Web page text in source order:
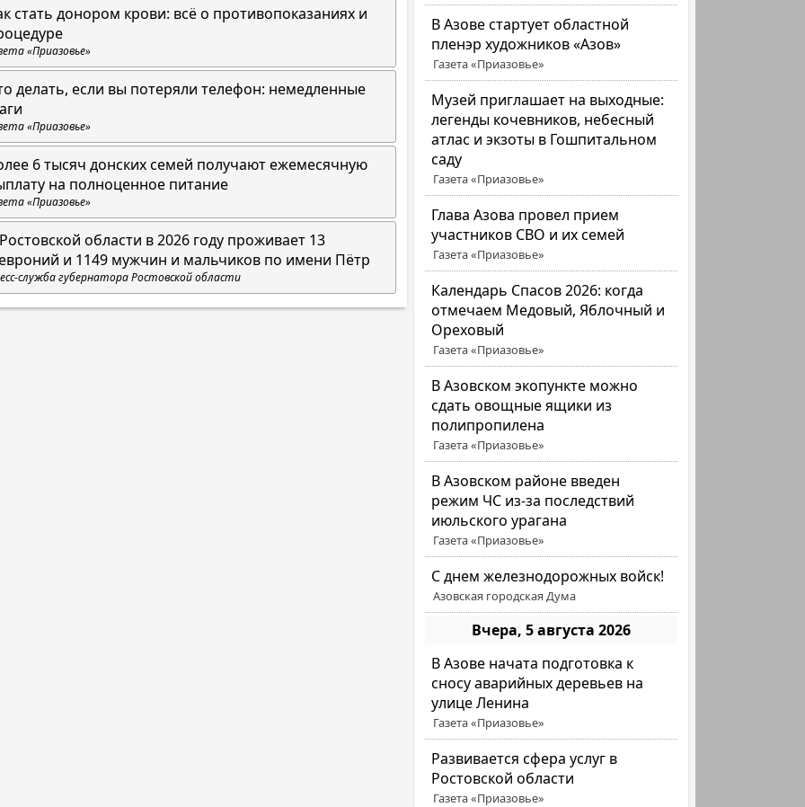
В Азове стартует областной
пленэр художников «Азов»
Газета «Приазовье»
Музей приглашает на выходные:
легенды кочевников, небесный
атлас и экзоты в Гошпитальном
саду
Газета «Приазовье»
Глава Азова провел прием
участников СВО и их семей
Газета «Приазовье»
Календарь Спасов 2026: когда
отмечаем Медовый, Яблочный и
Ореховый
Газета «Приазовье»
В Азовском экопункте можно
сдать овощные ящики из
полипропилена
Газета «Приазовье»
В Азовском районе введен
режим ЧС из-за последствий
июльского урагана
Газета «Приазовье»
С днем железнодорожных войск!
Азовская городская Дума
Вчера, 5 августа 2026
В Азове начата подготовка к
сносу аварийных деревьев на
улице Ленина
Газета «Приазовье»
Развивается сфера услуг в
Ростовской области
Газета «Приазовье»
стать донором крови: всё о противопоказаниях и
«Приазовье»
делать, если вы потеряли телефон: немедленные
«Приазовье»
6 тысяч донских семей получают ежемесячную
на полноценное питание
«Приазовье»
области в 2026 году проживает 13
и 1149 мужчин и мальчиков по имени Пётр
служба губернатора Ростовской области